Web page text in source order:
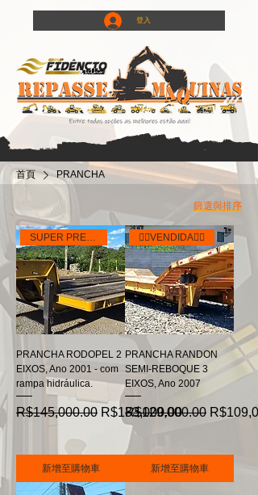
登入
首頁 PRANCHA
篩選與排序
SUPER PREÇO
PRANCHA RODOPEL 2
EIXOS, Ano 2001 - com
rampa hidráulica.
一般價格
R$145,000.00 促銷價格
R$133,000.00
新增至購物車
👉🏻VENDIDA👈🏻
PRANCHA RANDON
SEMI-REBOQUE 3
EIXOS, Ano 2007
一般價格
R$129,000.00 促銷價格
新增至購物車